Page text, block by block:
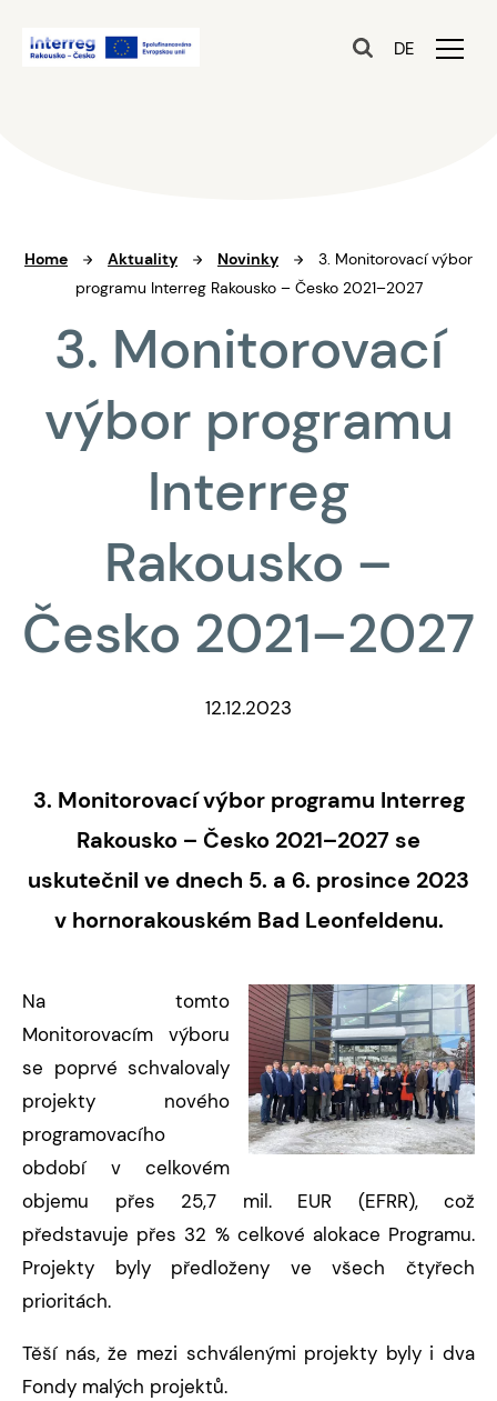
DE
Home Aktuality Novinky
3. Monitorovací výbor
programu Interreg Rakousko – Česko 2021–2027
3. Monitorovací
výbor programu
Interreg
Rakousko –
Česko 2021–2027
12.12.2023
3. Monitorovací výbor programu Interreg
Rakousko – Česko 2021–2027 se
uskutečnil ve dnech 5. a 6. prosince 2023
v hornorakouském Bad Leonfeldenu.
Na tomto
Monitorovacím výboru
se poprvé schvalovaly
projekty nového
programovacího
období v celkovém
objemu přes 25,7 mil. EUR (EFRR), což
představuje přes 32 % celkové alokace Programu.
Projekty byly předloženy ve všech čtyřech
prioritách.
Těší nás, že mezi schválenými projekty byly i dva
Fondy malých projektů.